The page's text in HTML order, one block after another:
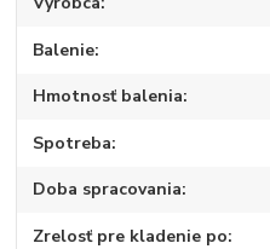
Balenie
Hmotnosť balenia
Spotreba
Doba spracovania
Zrelosť pre kladenie po